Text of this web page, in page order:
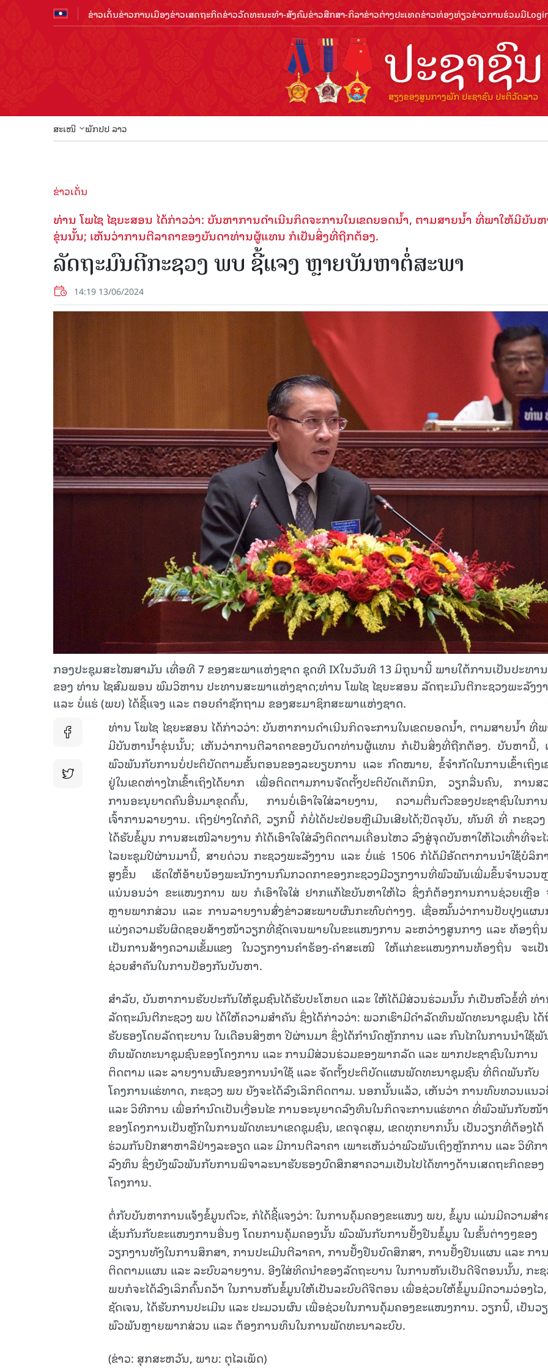
ຂ່າວເດັ່ນຂ່າວການເມືອງຂ່າວເສດຖະກິດຂ່າວວັດທະນະທຳ-ສັງຄົມຂ່າວສືກສາ-ກິລາຂ່າວຕ່າງປະເທດຂ່າວທ່ອງທ່ຽວຂ່າວການຮ່ວມມື
ສະເໜີ ພັກປປ ລາວ
ຂ່າວເດັ່ນ
ທ່ານ ໂພໄຊ ໄຊຍະສອນ ໄດ້ກ່າວວ່າ: ບັນຫາການດໍາເນີນກິດຈະການໃນເຂດຍອດນໍ້າ, ຕາມສາຍນໍ້າ ທີ່ພາໃຫ້ມີບັນ
ຂຸ່ນນັ້ນ; ເຫັນວ່າການຕີລາຄາຂອງບັນດາທ່ານຜູ້ແທນ ກໍເປັນສິ່ງທີ່ຖືກຕ້ອງ.
ລັດ​ຖະ​ມົນ​ຕີກະຊວງ ພບ ຊີ້ແຈງ ຫຼາຍບັນຫາຕໍ່ສະ​ພາ
14:19 13/06/2024
ກອງປະຊຸມສະໄໝສາມັນ ເທື່ອທີ 7 ຂອງສະພາແຫ່ງຊາດ ຊຸດທີ IXໃນວັນທີ 13 ມິຖຸນານີ້ ພາຍໃຕ້ການເປັນປະທານ
ຂອງ ທ່ານ ໄຊສົມພອນ ພົມວິຫານ ປະທານສະພາແຫ່ງຊາດ;ທ່ານ ໂພໄຊ ໄຊຍະສອນ ລັດຖະມົນຕີກະຊວງພະລັງງ
ແລະ ບໍ່ແຮ່ (ພບ) ໄດ້ຊີ້ແຈງ ແລະ ຕອບຄໍາຊັກຖາມ ຂອງສະມາຊິກສະພາແຫ່ງຊາດ.
ທ່ານ ໂພໄຊ ໄຊຍະສອນ ໄດ້ກ່າວວ່າ: ບັນຫາການດໍາເນີນກິດຈະການໃນເຂດຍອດນໍ້າ, ຕາມສາຍນໍ້າ ທີ່
ມີບັນຫານໍ້າຂຸ່ນນັ້ນ; ເຫັນວ່າການຕີລາຄາຂອງບັນດາທ່ານຜູ້ແທນ ກໍເປັນສິ່ງທີ່ຖືກຕ້ອງ. ບັນຫານີ້,
ພົວພັນກັບການບໍ່ປະຕິບັດຕາມຂັ້ນຕອນຂອງລະບຽບການ ແລະ ກົດໝາຍ, ຂໍ້ຈໍາກັດໃນການເຂົ້າເຖິງ
ຢູ່ໃນເຂດຫ່າງໄກເຂົ້າເຖິງໄດ້ຍາກ ເພື່ອຕິດຕາມການຈັດຕັ້ງປະຕິບັດເຕັກນິກ, ວຽກລື່ນຄົນ, ການສ
ການອະນຸຍາດຄົນອື່ນມາຂຸດຄົ້ນ, ການບໍ່ເອົາໃຈໃສ່ລາຍງານ, ຄວາມຕື່ນຕົວຂອງປະຊາຊົນໃນກາ
ເຈົ້າການລາຍງານ. ເຖິງຢ່າງໃດກໍດີ, ວຽກນີ້ ກໍບໍ່ໄດ້ປະປ່ອຍຫຼືເມີນເສີຍໄດ້;ປັດຈຸບັນ, ທັນທີ ທີ່ ກະຊວ
ໄດ້ຮັບຂໍ້ມູນ ການສະເໜີລາຍງານ ກໍໄດ້ເອົາໃຈໃສ່ລົງຕິດຕາມເຄື່ອນໄຫວ ລົງສູ່ຈຸດບັນຫາໃຫ້ໄວເທົ່າທີ່ຈະໄ
ໄລຍະຊຸມປີຜ່ານມານີ້, ສາຍດ່ວນ ກະຊວງພະລັງງານ ແລະ ບໍ່ແຮ່ 1506 ກໍໄດ້ມີອັດຕາການນໍາໃຊ້ບໍລິ
ສູງຂຶ້ນ ເຮັດໃຫ້ອ້າຍນ້ອງພະນັກງານກົມກວດກາຂອງກະຊວງມີວຽກງານທີ່ພົວພັນເພີ່ມຂຶ້ນຈໍານວນ
ແນ່ນອນວ່າ ຂະແໜງການ ພບ ກໍເອົາໃຈໃສ່ ຢາກແກ້ໄຂບັນຫາໃຫ້ໄວ ຊຶ່ງກໍຕ້ອງການການຊ່ວຍເຫຼືອ
ຫຼາຍພາກສ່ວນ ແລະ ການລາຍງານສົ່ງຂ່າວສະພາບຜົນກະທົບຕ່າງໆ. ເຊື່ອໝັ້ນວ່າການປັບປຸງແຜ
ແບ່ງຄວາມຮັບຜິດຊອບສ້າງໜ້າວຽກທີ່ຊັດເຈນພາຍໃນຂະແໜງການ ລະຫວ່າງສູນກາງ ແລະ ທ້ອງຖິ່
ເປັນການສ້າງຄວາມເຂັ້ມແຂງ ໃນວຽກງານຄໍາຮ້ອງ-ຄໍາສະເໜີ ໃຫ້ແກ່ຂະແໜງການທ້ອງຖິ່ນ ຈະເ
ຊ່ວຍສໍາຄັນໃນການປ້ອງກັນບັນຫາ.
ສຳລັບ, ບັນຫາການຮັບປະກັນໃຫ້ຊຸມຊົນໄດ້ຮັບປະໂຫຍດ ແລະ ໃຫ້ໄດ້ມີສ່ວນຮ່ວມນັ້ນ ກໍເປັນຫົວຂໍ້ທີ່ ທ່
ລັດຖະມົນຕີກະຊວງ ພບ ໄດ້ໃຫ້ຄວາມສໍາຄັນ ຊຶ່ງໄດ້ກ່າວວ່າ: ພວກເຮົາມີດໍາລັດທຶນພັດທະນາຊຸມຊົນ ໄ
ຮັບຮອງໂດຍລັດຖະບານ ໃນເດືອນສິງຫາ ປີຜ່ານມາ ຊຶ່ງໄດ້ກໍານົດຫຼັກການ ແລະ ກົນໄກໃນການນໍາໃຊ້
ທຶນພັດທະນາຊຸມຊົນຂອງໂຄງການ ແລະ ການມີສ່ວນຮ່ວມຂອງພາກລັດ ແລະ ພາກປະຊາຊົນໃນການ
ຕິດຕາມ ແລະ ລາຍງານຜົນຂອງການນໍາໃຊ້ ແລະ ຈັດຕັ້ງປະຕິບັດແຜນພັດທະນາຊຸມຊົນ ທີ່ຕິດພັນກັບ
ໂຄງການແຮ່ທາດ, ກະຊວງ ພບ ຍັງຈະໄດ້ລົງເລິກຕິດຕາມ. ນອກນັ້ນແລ້ວ, ເຫັນວ່າ ການທົບທວນແນ
ແລະ ວິທີການ ເພື່ອກໍານົດເປັນເງື່ອນໄຂ ການອະນຸຍາດລົງທຶນໃນກິດຈະການແຮ່ທາດ ທີ່ພົວພັນກັບໜ້
ຂອງໂຄງການເປັນຫຼັກໃນການພັດທະນາເຂດຊຸມຊົນ, ເຂດຈຸດສຸມ, ເຂດທຸກຍາກນັ້ນ ເປັນວຽກທີ່ຕ້ອງໄດ້
ຮ່ວມກັນປຶກສາຫາລືຢ່າງລະອຽດ ແລະ ມີການຕີລາຄາ ເພາະເຫັນວ່າພົວພັນເຖິງຫຼັກການ ແລະ ວິທີກ
ລົງທຶນ ຊຶ່ງຍັງພົວພັນກັບການພິຈາລະນາຮັບຮອງບົດສຶກສາຄວາມເປັນໄປໄດ້ທາງດ້ານເສດຖະກິດຂອງ
ໂຄງການ.
ຕໍ່ກັບບັນຫາການແຈ້ງຂໍ້ມູນຕົວະ, ກໍໄດ້ຊີ້ແຈງວ່າ: ໃນການຄຸ້ມຄອງຂະແໜງ ພບ, ຂໍ້ມູນ ແມ່ນມີຄວາມສໍ
ເຊັ່ນກັນກັບຂະແໜງການອື່ນໆ ໂດຍການຄຸ້ມຄອງນັ້ນ ພົວພັນກັບການຢັ້ງຢືນຂໍ້ມູນ ໃນຂັ້ນຕ່າງໆຂອງ
ວຽກງານທັງໃນການສຶກສາ, ການປະເມີນຕີລາຄາ, ການຢັ້ງຢືນບົດສຶກສາ, ການຢັ້ງຢືນແຜນ ແລະ ກາ
ຕິດຕາມແຜນ ແລະ ລະບົບລາຍງານ. ອີງໃສ່ທິດນໍາຂອງລັດຖະບານ ໃນການຫັນເປັນດີຈີຕອນນັ້ນ, ກະ
ພບກໍຈະໄດ້ລົງເລິກຄົ້ນຄວ້າ ໃນການຫັນຂໍ້ມູນໃຫ້ເປັນລະບົບດີຈີຕອນ ເພື່ອຊ່ວຍໃຫ້ຂໍ້ມູນມີຄວາມວ່ອງໄວ,
ຊັດເຈນ, ໄດ້ຮັບການປະເມີນ ແລະ ປະມວນຜົນ ເພື່ອຊ່ວຍໃນການຄຸ້ມຄອງຂະແໜງການ. ວຽກນີ້, ເປັນວ
ພົວພັນຫຼາຍພາກສ່ວນ ແລະ ຕ້ອງການທຶນໃນການພັດທະນາລະບົບ.
(ຂ່າວ: ສຸກສະຫວັນ, ພາບ: ຕຸໄລເພັດ)
15.040(07-08-